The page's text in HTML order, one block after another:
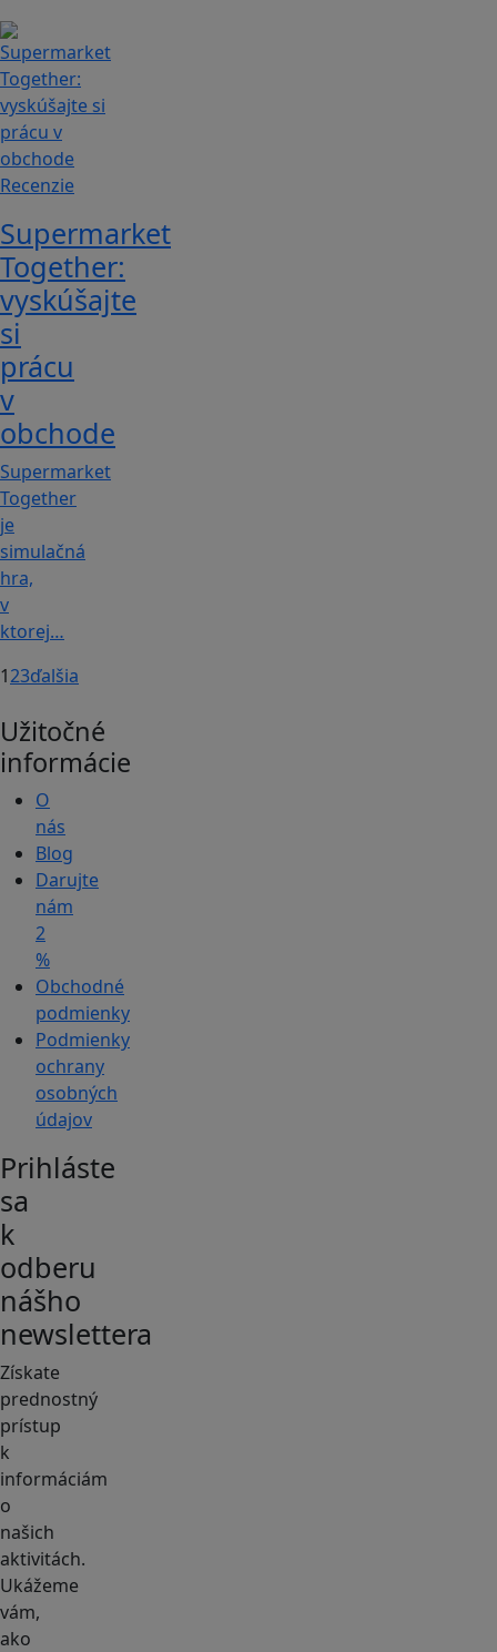
Recenzie
Supermarket
Together:
vyskúšajte
si
prácu
v
obchode
Supermarket
Together
je
simulačná
hra,
v
ktorej…
123ďalšia
Užitočné
informácie
O
nás
Blog
Darujte
nám
2
%
Obchodné
podmienky
Podmienky
ochrany
osobných
údajov
Prihláste
sa
k
odberu
nášho
newslettera
Získate
prednostný
prístup
k
informáciám
o
našich
aktivitách.
Ukážeme
vám,
ako